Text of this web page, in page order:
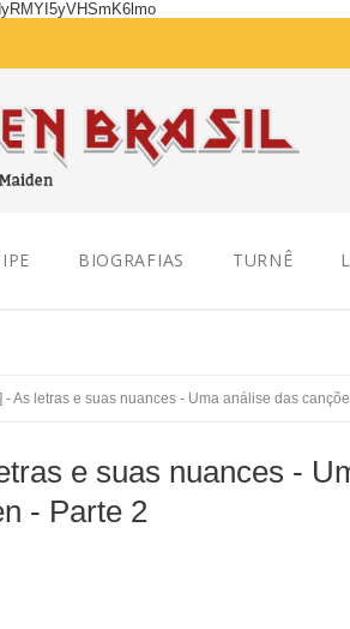
BIOGRAFIAS TURNÊ
- As letras e suas nuances - Uma análise das
e suas nuances -
- Parte 2